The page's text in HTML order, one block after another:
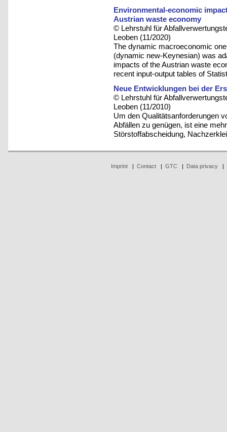
Environmental-economic
Austrian waste economy
© Lehrstuhl für
Leoben (11/2020)
The dynamic macroeconomic
(dynamic new-Keynesian) was
impacts of the Austrian waste
recent input-output tables of
Neue Entwicklungen bei der
© Lehrstuhl für
Leoben (11/2010)
Um den Qualitätsanforderungen
Abfällen zu genügen, ist eine
Störstoffabscheidung,
Imprint Contact GTC Data privacy